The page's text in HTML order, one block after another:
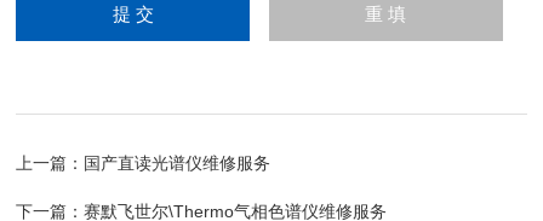
上一篇： 国产直读光谱仪维修服务
下一篇：赛默飞世尔\Thermo气相色谱仪维修服务